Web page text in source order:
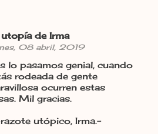
de Irma
08 abril, 2019
lo pasamos genial, cuando
rodeada de gente
ocurren estas
Mil gracias.
utópico, Irma.-